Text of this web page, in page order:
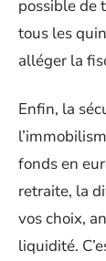
possible de
tous les
alléger la
Enfin, la
fonds en
retraite, la
vos choix,
liquidité.